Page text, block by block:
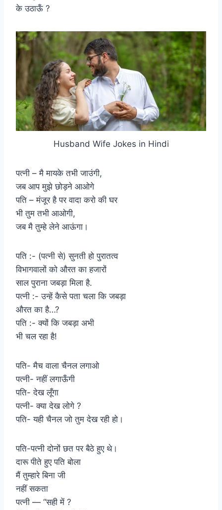
के उठाऊँ ?
Husband Wife Jokes in Hindi
पत्नी – मै मायके तभी जाउंगी,
जब आप मुझे छोड़ने आओगे
पति – मंजूर है पर वादा करो की घर
भी तुम तभी आओगी,
जब मै तुम्हे लेने आऊंगा।
पति :- (पत्नी से) सुनती हो पुरातत्व
विभागवालों को औरत का हजारों
साल पुराना जबड़ा मिला है.
पत्नी :- उन्हें कैसे पता चला कि जबड़ा
औरत का है…?
पति :- क्यों कि जबड़ा अभी
भी चल रहा है!
पति- मैच वाला चैनल लगाओ
पत्नी- नहीं लगाऊँगी
पति- देख लूँगा
पत्नी- क्या देख लोगे ?
पति- यही चैनल जो तुम देख रही हो।
पति-पत्नी दोनों छत पर बैठे हुए थे।
दारू पीते हुए पति बोला
मैं तुम्हारे बिना जी
नहीं सकता
पत्नी — “सही में ?